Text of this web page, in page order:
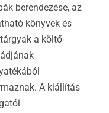
berendezése, az
könyvek és
a költő
A kiállítás